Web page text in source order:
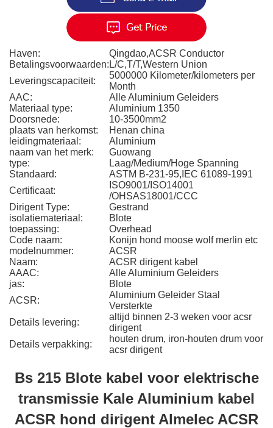
Haven:
Qingdao,ACSR Conductor
Betalingsvoorwaarden: L/C,T/T,Western Union
Leveringscapaciteit:
5000000 Kilometer/kilometers per
Month
AAC:
Alle Aluminium Geleiders
Materiaal type:
Aluminium 1350
Doorsnede:
10-3500mm2
plaats van herkomst:
Henan china
leidingmateriaal:
Aluminium
naam van het merk:
Guowang
type:
Laag/Medium/Hoge Spanning
Standaard:
ASTM B-231-95,IEC 61089-1991
Certificaat:
ISO9001/ISO14001
/OHSAS18001/CCC
Dirigent Type:
Gestrand
isolatiemateriaal:
Blote
toepassing:
Overhead
Code naam:
Konijn hond moose wolf merlin etc
modelnummer:
ACSR
Naam:
ACSR dirigent kabel
AAAC:
Alle Aluminium Geleiders
jas:
Blote
ACSR:
Aluminium Geleider Staal
Versterkte
Details levering:
altijd binnen 2-3 weken voor acsr
dirigent
Details verpakking:
houten drum, iron-houten drum voor
acsr dirigent
Bs 215 Blote kabel voor elektrische
transmissie Kale Aluminium kabel
ACSR hond dirigent Almelec ACSR